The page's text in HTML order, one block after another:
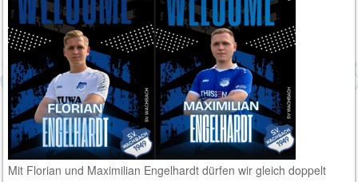
Mit Florian und Maximilian Engelhardt dürfen wir gleich doppelt